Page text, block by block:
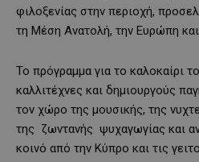
φιλοξενίας στην περιοχή,
τη Μέση Ανατολή, την Ευρώπη
Το πρόγραμμα για το καλοκαίρι
καλλιτέχνες και δημιουργούς
τον χώρο της μουσικής, της
της ζωντανής ψυχαγωγίας και
κοινό από την Κύπρο και τις